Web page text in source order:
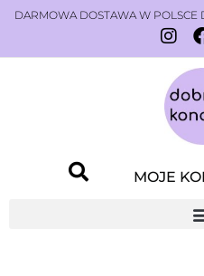
DARMOWA DOSTAWA W
MOJE